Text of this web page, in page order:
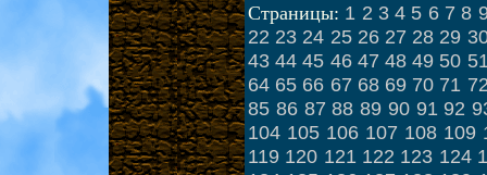
Страницы: 1 2 3 4 5 6 7 8
22 23 24 25 26 27 28 29
43 44 45 46 47 48 49 50
64 65 66 67 68 69 70 71
85 86 87 88 89 90 91 92
104 105 106 107 108 109
119 120 121 122 123 124